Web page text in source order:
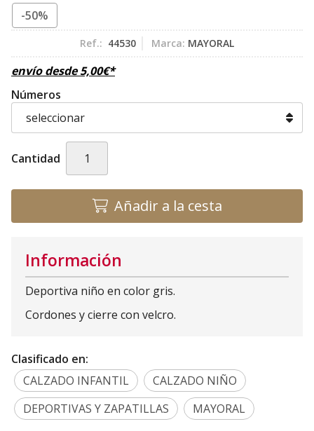
-50%
Ref.: 44530 Marca: MAYORAL
envío desde5,00€*
Números
Cantidad
Añadir a la cesta
Información
Deportiva niño en color gris.
Cordones y cierre con velcro.
Clasificado en:
CALZADO INFANTIL
CALZADO NIÑO
DEPORTIVAS Y ZAPATILLAS
MAYORAL